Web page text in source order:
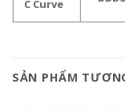
C Curve
SẢN PHẨM